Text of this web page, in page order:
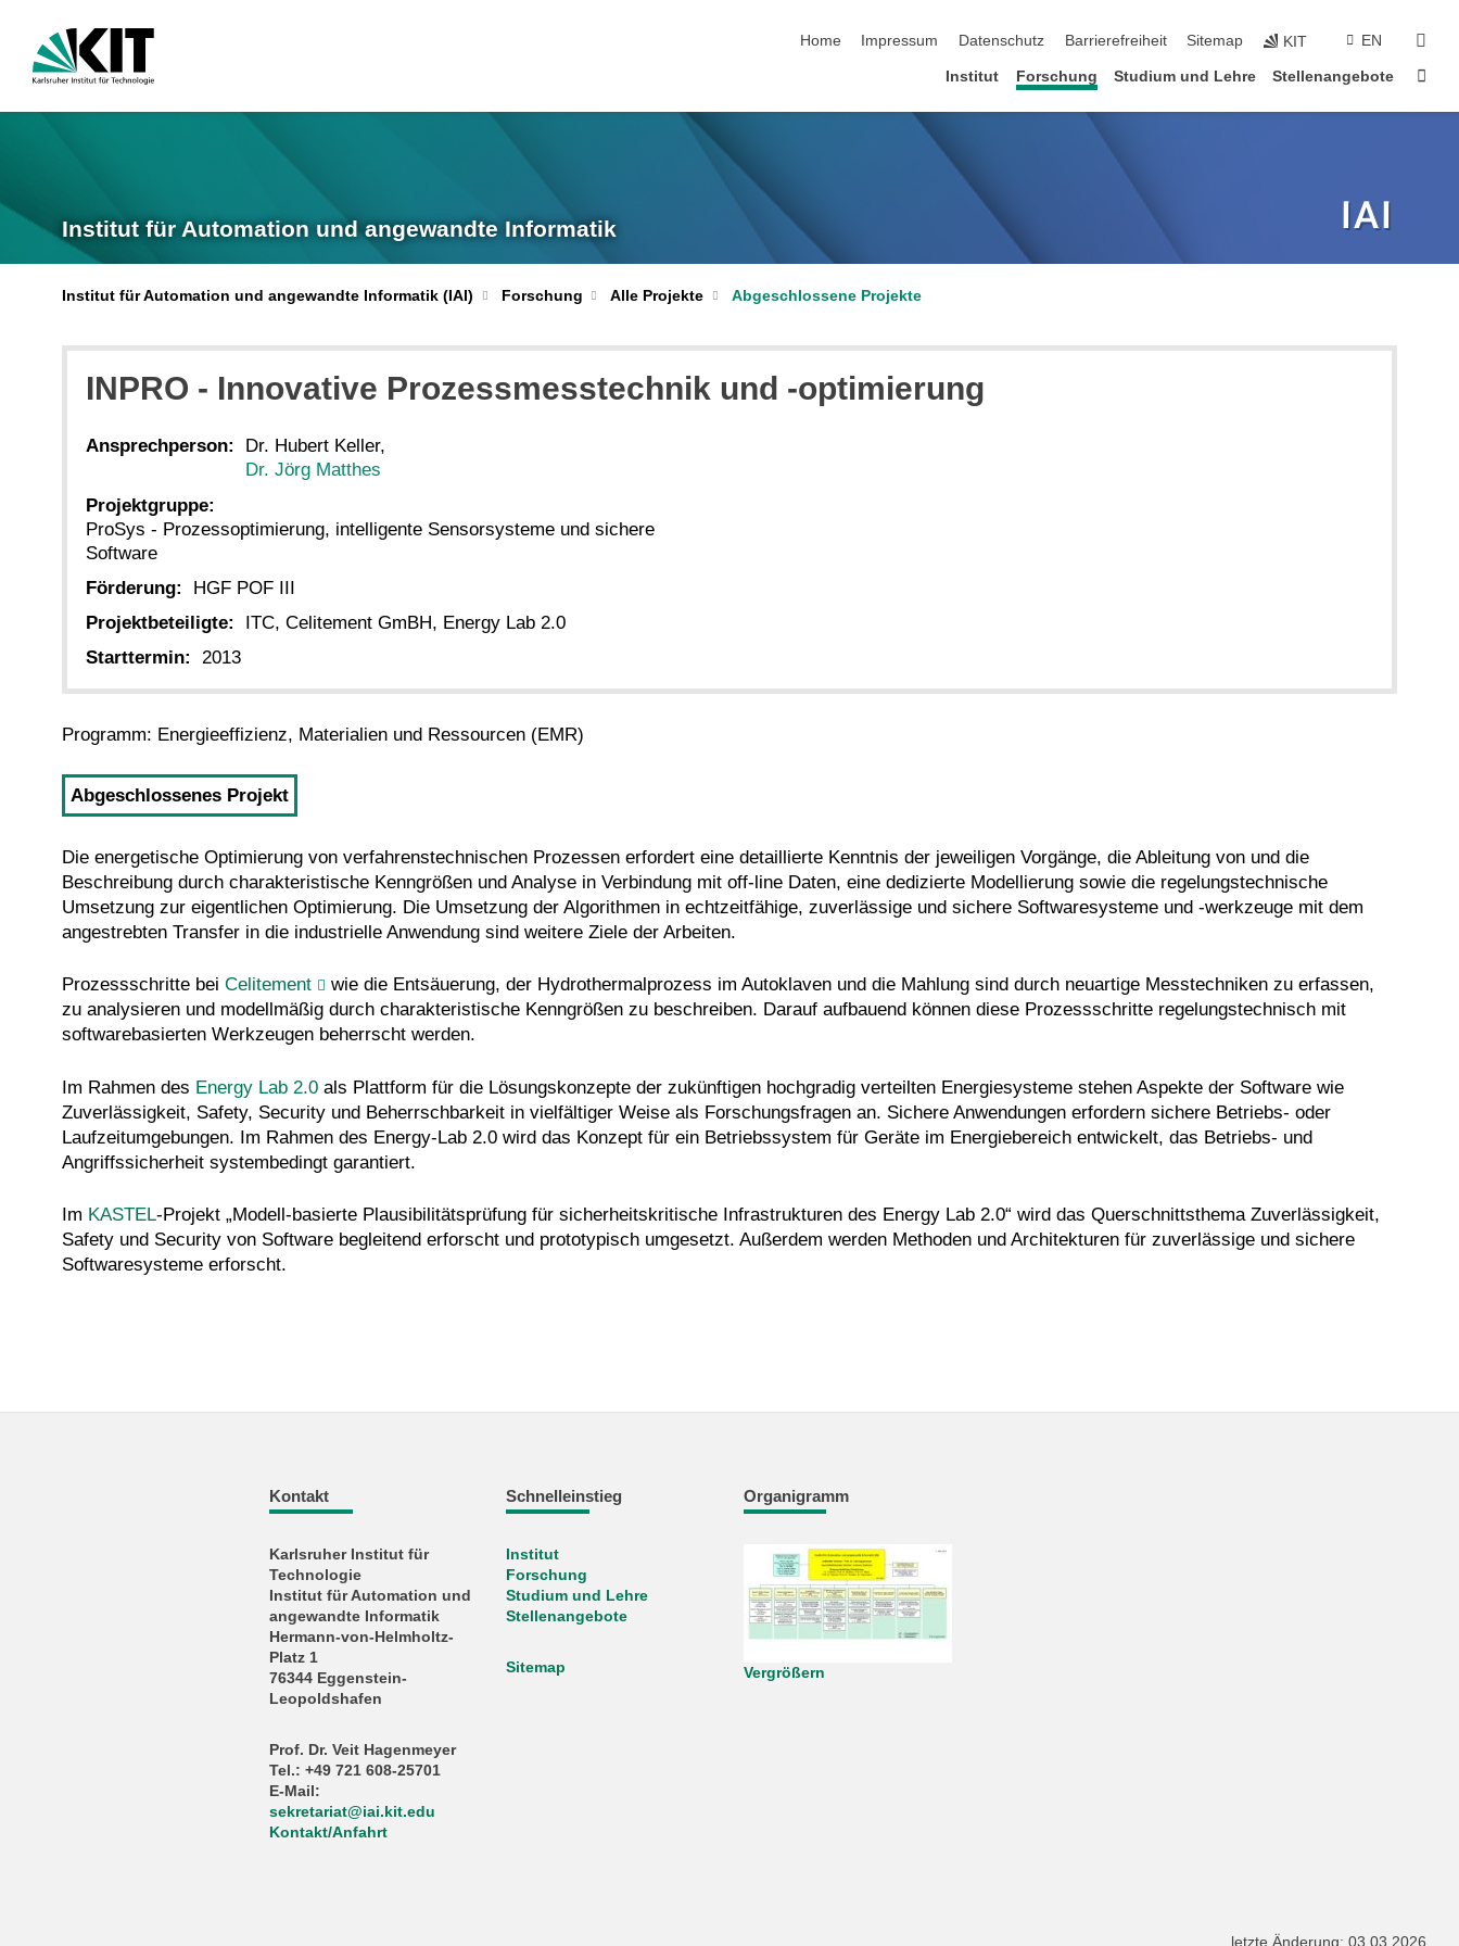
Home
Impressum Datenschutz Barrierefreiheit Sitemap KIT EN
Institut Forschung Studium und Lehre Stellenangebote
Institut für Automation und angewandte Informatik
Institut für Automation und angewandte Informatik (IAI) Forschung Alle Projekte Abgeschlossene Projekte
INPRO - Innovative Prozessmesstechnik und -optimierung
Ansprechperson:
Dr. Hubert Keller,
Dr. Jörg Matthes
Projektgruppe:
ProSys - Prozessoptimierung, intelligente Sensorsysteme und sichere
Software
Förderung:
HGF POF III
Projektbeteiligte:
ITC, Celitement GmBH, Energy Lab 2.0
Starttermin:
2013
Programm: Energieeffizienz, Materialien und Ressourcen (EMR)
Abgeschlossenes Projekt
Die energetische Optimierung von verfahrenstechnischen Prozessen erfordert eine detaillierte Kenntnis der jeweiligen Vorgänge, die Ableitung von und die
Beschreibung durch charakteristische Kenngrößen und Analyse in Verbindung mit off-line Daten, eine dedizierte Modellierung sowie die regelungstechnische
Umsetzung zur eigentlichen Optimierung. Die Umsetzung der Algorithmen in echtzeitfähige, zuverlässige und sichere Softwaresysteme und -werkzeuge mit dem
angestrebten Transfer in die industrielle Anwendung sind weitere Ziele der Arbeiten.
Prozessschritte bei Celitement
wie die Entsäuerung, der Hydrothermalprozess im Autoklaven und die Mahlung sind durch neuartige Messtechniken zu erfassen,
zu analysieren und modellmäßig durch charakteristische Kenngrößen zu beschreiben. Darauf aufbauend können diese Prozessschritte regelungstechnisch mit
softwarebasierten Werkzeugen beherrscht werden.
Im Rahmen des Energy Lab 2.0 als Plattform für die Lösungskonzepte der zukünftigen hochgradig verteilten Energiesysteme stehen Aspekte der Software wie
Zuverlässigkeit, Safety, Security und Beherrschbarkeit in vielfältiger Weise als Forschungsfragen an. Sichere Anwendungen erfordern sichere Betriebs- oder
Laufzeitumgebungen. Im Rahmen des Energy-Lab 2.0 wird das Konzept für ein Betriebssystem für Geräte im Energiebereich entwickelt, das Betriebs- und
Angriffssicherheit systembedingt garantiert.
Im KASTEL-Projekt „Modell-basierte Plausibilitätsprüfung für sicherheitskritische Infrastrukturen des Energy Lab 2.0“ wird das Querschnittsthema Zuverlässigkeit,
Safety und Security von Software begleitend erforscht und prototypisch umgesetzt. Außerdem werden Methoden und Architekturen für zuverlässige und sichere
Softwaresysteme erforscht.
Kontakt
Karlsruher Institut für
Technologie
Institut für Automation und
angewandte Informatik
Hermann-von-Helmholtz-
Platz 1
76344 Eggenstein-
Leopoldshafen
Prof. Dr. Veit Hagenmeyer
Tel.: +49 721 608-25701
E-Mail:
sekretariat@iai.kit.edu
Kontakt/Anfahrt
Schnelleinstieg
Institut
Forschung
Studium und Lehre
Stellenangebote
Sitemap
Organigramm
Vergrößern
letzte Änderung: 03.03.2026